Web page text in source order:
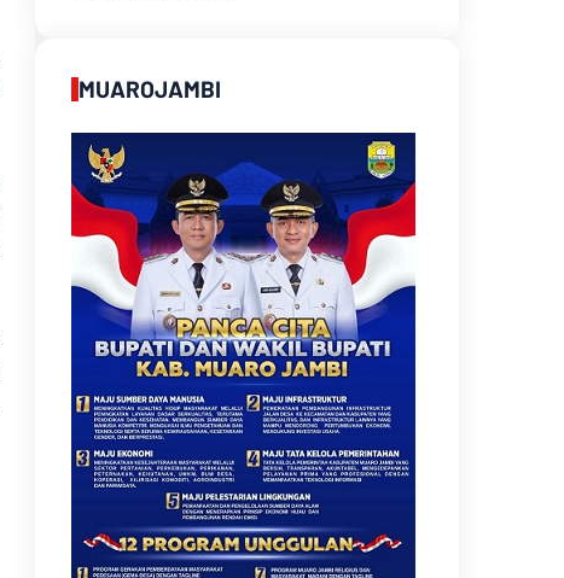
MUAROJAMBI